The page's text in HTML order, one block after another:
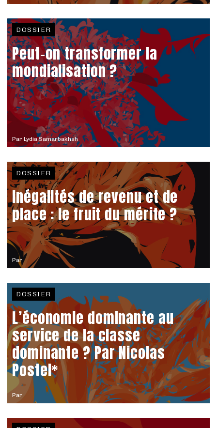
Par Lydia Samarbakhsh
DOSSIER
Peut-on transformer la
mondialisation ?
Par
DOSSIER
Inégalités de revenu et de
place : le fruit du mérite ?
Par
DOSSIER
L’économie dominante au
service de la classe
dominante ? Par Nicolas
Postel*